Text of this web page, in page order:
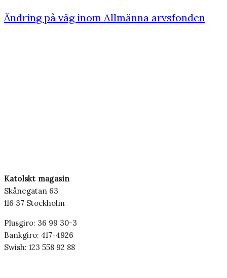
Ändring på väg inom Allmänna arvsfonden
Katolskt magasin
Skånegatan 63
116 37 Stockholm
Plusgiro: 36 99 30-3
Bankgiro: 417-4926
Swish: 123 558 92 88